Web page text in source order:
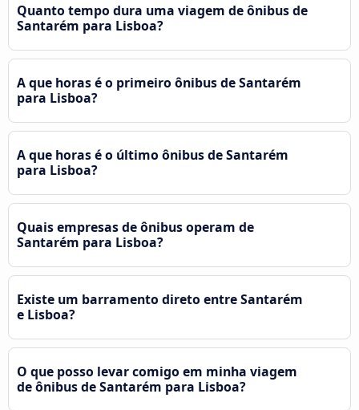
Quanto tempo dura uma viagem de ônibus de
Santarém para Lisboa?
A que horas é o primeiro ônibus de Santarém
para Lisboa?
A que horas é o último ônibus de Santarém
para Lisboa?
Quais empresas de ônibus operam de
Santarém para Lisboa?
Existe um barramento direto entre Santarém
e Lisboa?
O que posso levar comigo em minha viagem
de ônibus de Santarém para Lisboa?